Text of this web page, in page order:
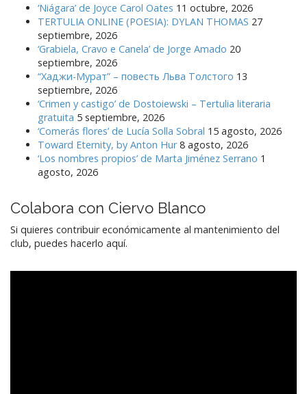
‘Niágara’ de Joyce Carol Oates 11 octubre, 2026
TERTULIA ONLINE (POESIA): DYLAN THOMAS 27
septiembre, 2026
‘Grabiela, Cravo e Canela’ de Jorge Amado 20
septiembre, 2026
“Хаджи-Мурат” – повесть Льва Толстого 13
septiembre, 2026
‘Crimen y castigo’ de Dostoiewski – Tertulia literaria
gratuita 5 septiembre, 2026
‘Comerás flores’ de Lucía Solla Sobral 15 agosto, 2026
Toward Eternity, by Anton Hur 8 agosto, 2026
‘Los nombres propios’ de Marta Jiménez Serrano 1
agosto, 2026
Colabora con Ciervo Blanco
Si quieres contribuir económicamente al mantenimiento del
club, puedes hacerlo aquí.